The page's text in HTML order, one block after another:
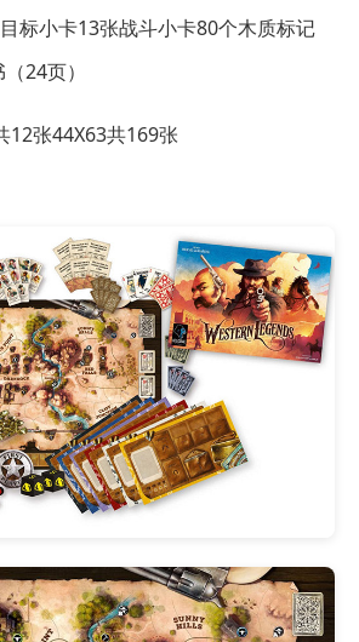
标小卡13张战斗小卡80个木质标记
24页）
12张44X63共169张